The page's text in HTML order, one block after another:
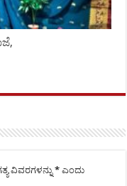
ವಿವರಗಳನ್ನು* ಎಂದು